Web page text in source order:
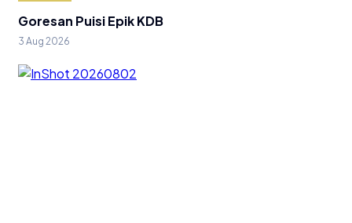
Goresan Puisi Epik KDB
3 Aug 2026